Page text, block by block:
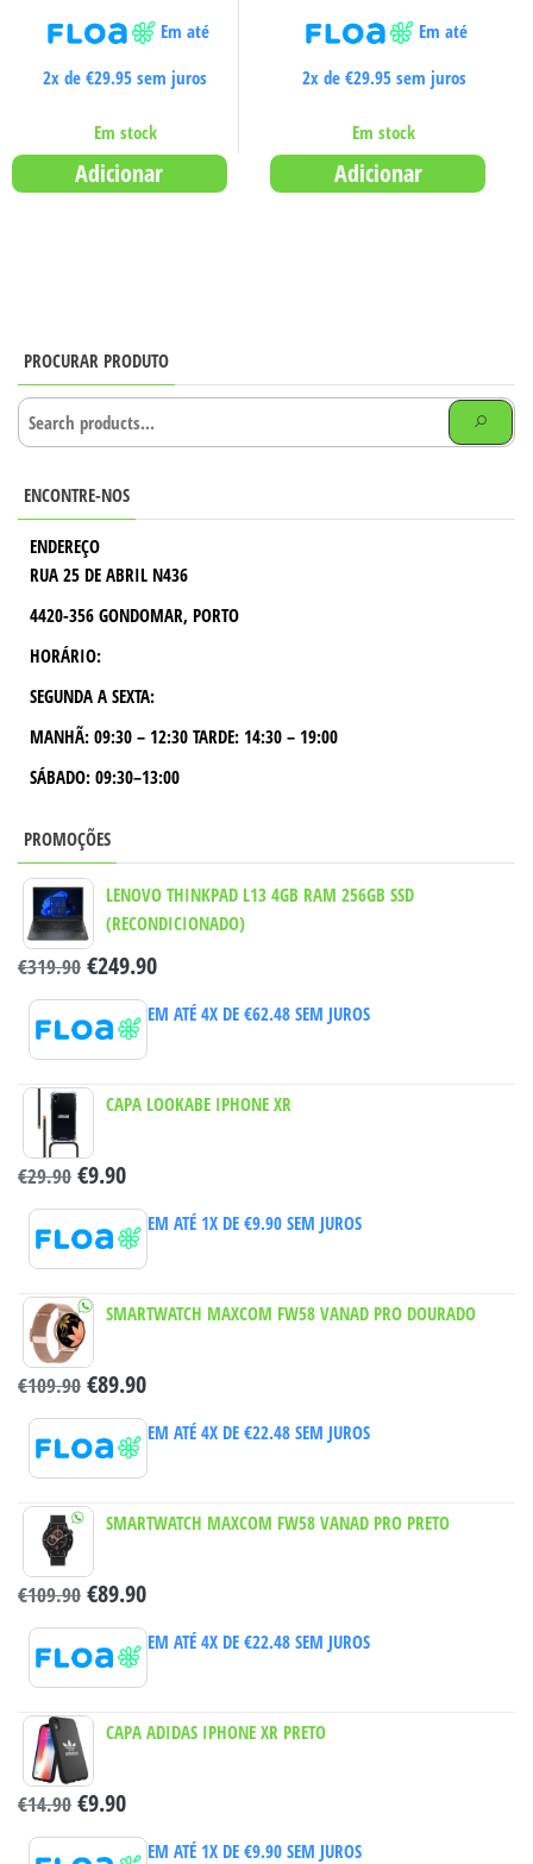
Em até
2x de€29.95 sem juros
Em stock
Adicionar
Em até
2x de €29.95sem juros
Em stock
Adicionar
PROCURAR PRODUTO
ENCONTRE-NOS
ENDEREÇO
RUA 25 DE ABRIL N436
4420-356 GONDOMAR, PORTO
HORÁRIO:
SEGUNDA A SEXTA:
MANHÃ: 09:30 – 12:30 TARDE: 14:30 – 19:00
SÁBADO: 09:30–13:00
PROMOÇÕES
LENOVO THINKPAD L13 4GB RAM 256GB SSD
(RECONDICIONADO)
€319.90 €249.90
EM ATÉ 4X DE €62.48SEM JUROS
CAPA LOOKABE IPHONE XR
€29.90 €9.90
EM ATÉ 1X DE €9.90SEM JUROS
SMARTWATCH MAXCOM FW58 VANAD PRO DOURADO
€109.90 €89.90
EM ATÉ 4X DE €22.48SEM JUROS
SMARTWATCH MAXCOM FW58 VANAD PRO PRETO
€109.90 €89.90
EM ATÉ 4X DE €22.48SEM JUROS
CAPA ADIDAS IPHONE XR PRETO
€14.90 €9.90
EM ATÉ 1X DE €9.90SEM JUROS